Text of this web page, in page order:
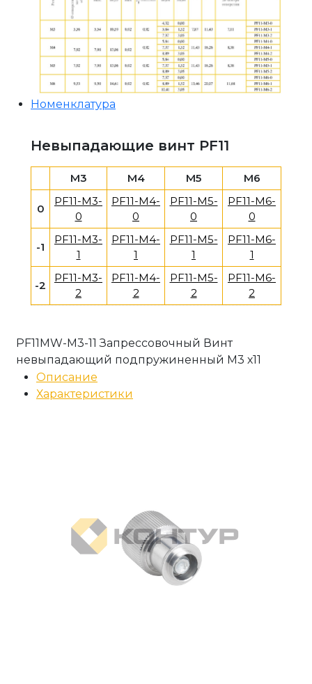
Номенклатура
Невыпадающие винт PF11
M3 M4 M5 M6
0
PF11-M3-
0
PF11-M4-
0
PF11-M5-
0
PF11-M6-
0
-1
PF11-M3-
1
PF11-M4-
1
PF11-M5-
1
PF11-M6-
1
-2
PF11-M3-
2
PF11-M4-
2
PF11-M5-
2
PF11-M6-
2
PF11MW-M3-11 Запрессовочный Винт
невыпадающий подпружиненный М3 х11
Описание
Характеристики